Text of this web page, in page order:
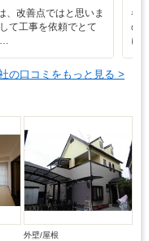
、改善点ではと思いま
て工事を依頼でとて
…
各
の
に
の口コミをもっと見る >
外壁/屋根